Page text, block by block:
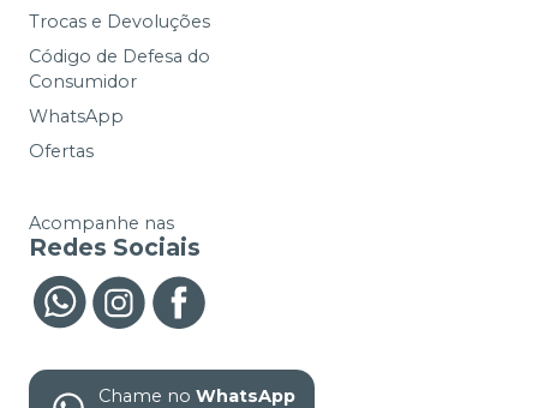
Trocas e Devoluções
Código de Defesa do
Consumidor
WhatsApp
Ofertas
Acompanhe nas
Redes Sociais
Chame no WhatsApp